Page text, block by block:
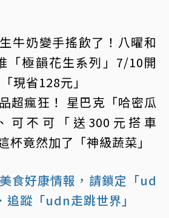
牛奶變手搖飲了！八曜和
「極韻花生系列」7/10開
現省128元」
超瘋狂！ 星巴克「哈密瓜
可不可「送300元搭車
杯竟然加了「神級蔬菜」
食好康情報，請鎖定「ud
．追蹤「udn走跳世界」